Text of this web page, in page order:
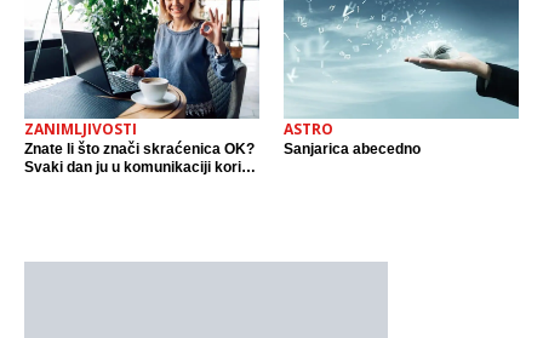
ZANIMLJIVOSTI
Znate li što znači skraćenica OK?
Svaki dan ju u komunikaciji koristi
ASTRO
Sanjarica abecedno